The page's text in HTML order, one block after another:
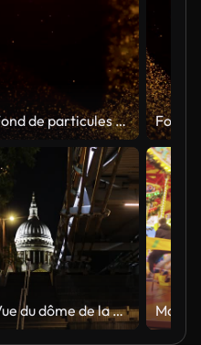
Fond de particules d’or. Boucle
Vue du dôme de la cathédrale Saint-Paul la nuit à Londres